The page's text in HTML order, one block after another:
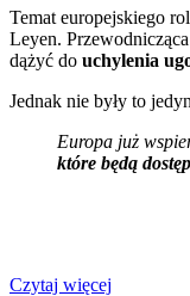
Temat europejskiego
Leyen.
dążyć do uchylenia
Jednak nie były to
Europa już
które będą
Czytaj więcej